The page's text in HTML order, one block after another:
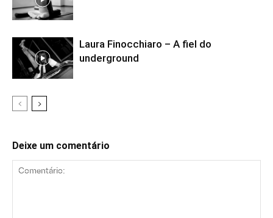
Laura Finocchiaro – A fiel do
underground
Deixe um comentário